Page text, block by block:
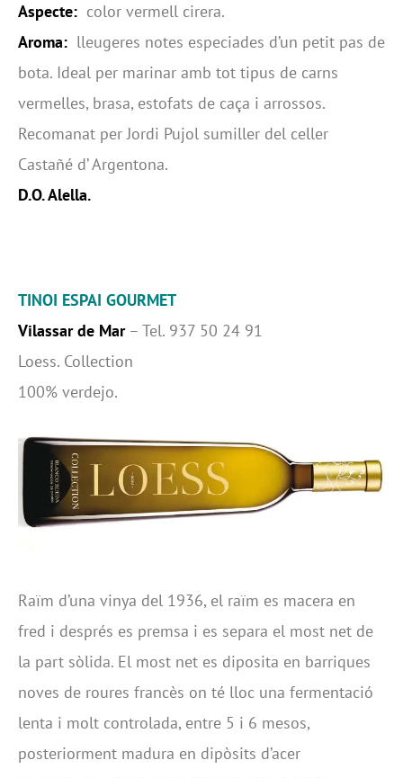
Aspecte: color vermell cirera.
Aroma: lleugeres notes especiades d’un petit pas de
bota. Ideal per marinar amb tot tipus de carns
vermelles, brasa, estofats de caça i arrossos.
Recomanat per Jordi Pujol sumiller del celler
Castañé d’ Argentona.
D.O. Alella.
TINOI ESPAI GOURMET
Vilassar de Mar– Tel. 937 50 24 91
Loess. Collection
100% verdejo.
Raïm d’una vinya del 1936, el raïm es macera en
fred i després es premsa i es separa el most net de
la part sòlida. El most net es diposita en barriques
noves de roures francès on té lloc una fermentació
lenta i molt controlada, entre 5 i 6 mesos,
posteriorment madura en dipòsits d’acer